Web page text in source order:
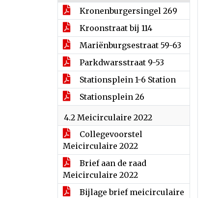
Kronenburgersingel 269
Kroonstraat bij 114
Mariënburgsestraat 59-63
Parkdwarsstraat 9-53
Stationsplein 1-6 Station
Stationsplein 26
4.2 Meicirculaire 2022
Collegevoorstel
Meicirculaire 2022
Brief aan de raad
Meicirculaire 2022
Bijlage brief meicirculaire